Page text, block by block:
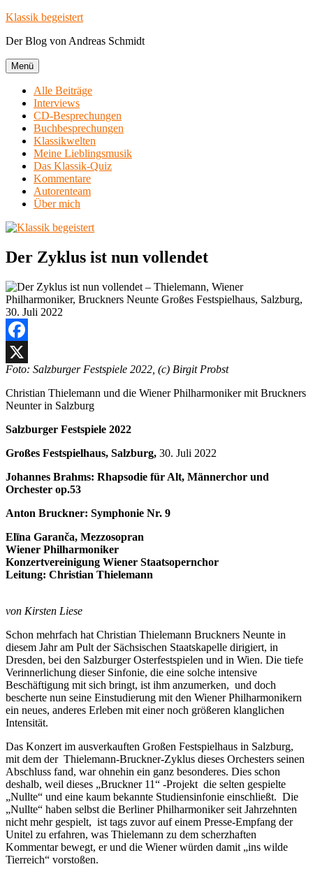
Zum
springen
Klassik begeistert
Der Blog von Andreas Schmidt
Menü
Alle Beiträge
Interviews
CD-Besprechungen
Buchbesprechungen
Klassikwelten
Meine Lieblingsmusik
Das Klassik-Quiz
Kommentare
Autorenteam
Über mich
Der Zyklus ist nun vollendet
Facebook
X
Foto: Salzburger Festspiele 2022, (c) Birgit Probst
Christian Thielemann und die Wiener Philharmoniker mit Bruckners
Neunter in Salzburg
Salzburger Festspiele 2022
Großes Festspielhaus, Salzburg, 30. Juli 2022
Johannes Brahms: Rhapsodie für Alt, Männerchor und
Orchester op.53
Anton Bruckner: Symphonie Nr. 9
Elīna Garanča, Mezzosopran
Wiener Philharmoniker
Konzertvereinigung Wiener Staatsopernchor
Leitung: Christian Thielemann
von Kirsten Liese
Schon mehrfach hat Christian Thielemann Bruckners Neunte in
diesem Jahr am Pult der Sächsischen Staatskapelle dirigiert, in
Dresden, bei den Salzburger Osterfestspielen und in Wien. Die tiefe
Verinnerlichung dieser Sinfonie, die eine solche intensive
Beschäftigung mit sich bringt, ist ihm anzumerken, und doch
bescherte nun seine Einstudierung mit den Wiener Philharmonikern
ein neues, anderes Erleben mit einer noch größeren klanglichen
Intensität.
Das Konzert im ausverkauften Großen Festspielhaus in Salzburg,
mit dem der Thielemann-Bruckner-Zyklus dieses Orchesters seinen
Abschluss fand, war ohnehin ein ganz besonderes. Dies schon
deshalb, weil dieses „Bruckner 11“ -Projekt die selten gespielte
„Nullte“ und eine kaum bekannte Studiensinfonie einschließt. Die
„Nullte“ haben selbst die Berliner Philharmoniker seit Jahrzehnten
nicht mehr gespielt, ist tags zuvor auf einem Presse-Empfang der
Unitel zu erfahren, was Thielemann zu dem scherzhaften
Kommentar bewegt, er und die Wiener würden damit „ins wilde
Tierreich“ vorstoßen.